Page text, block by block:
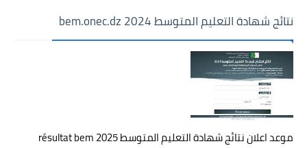
نتائج شهادة التعليم المتوسط 2024 bem.onec.dz
موعد اعلان نتائج شهادة التعليم المتوسط 2025 résultat bem